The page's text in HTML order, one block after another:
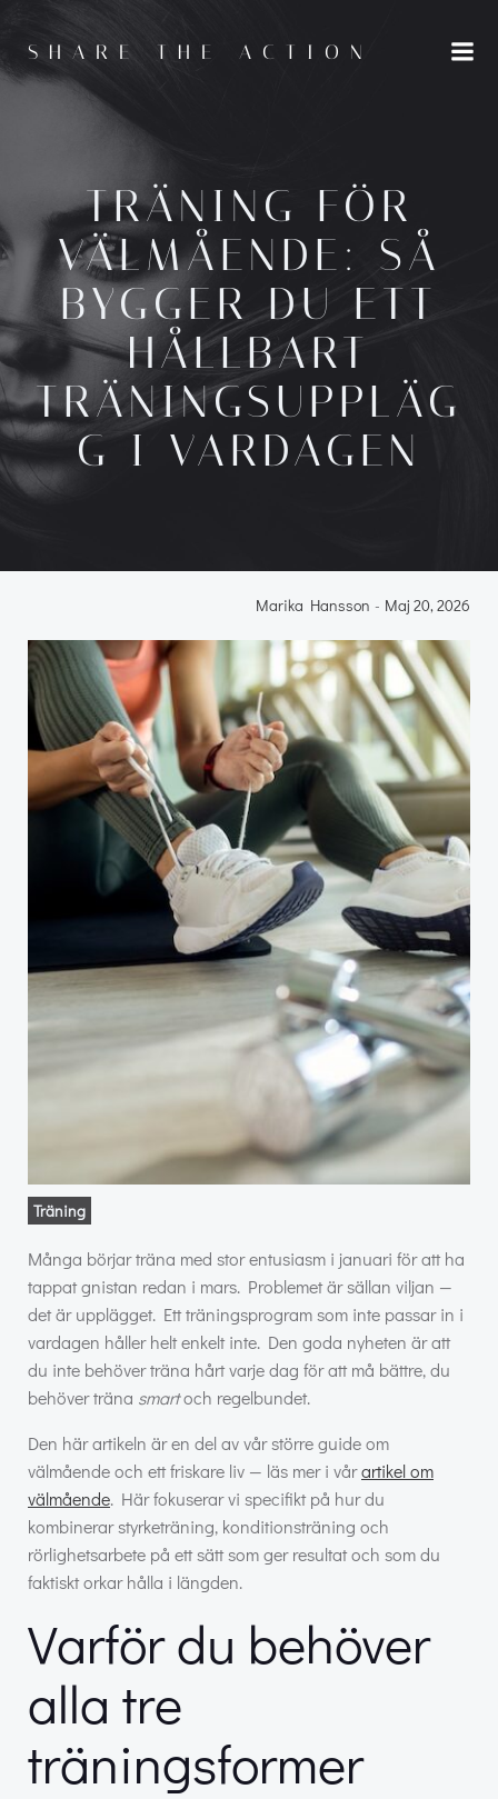
innehåll
SHARE THE ACTION
TRÄNING FÖR
VÄLMÅENDE: SÅ
BYGGER DU ETT
HÅLLBART
TRÄNINGSUPPLÄG
G I VARDAGEN
Marika Hansson - Maj 20, 2026
Träning
Många börjar träna med stor entusiasm i januari för att ha
tappat gnistan redan i mars. Problemet är sällan viljan —
det är upplägget. Ett träningsprogram som inte passar in i
vardagen håller helt enkelt inte. Den goda nyheten är att
du inte behöver träna hårt varje dag för att må bättre, du
behöver träna smartoch regelbundet.
Den här artikeln är en del av vår större guide om
välmående och ett friskare liv — läs mer i vårartikel om
välmående. Här fokuserar vi specifikt på hur du
kombinerar styrketräning, konditionsträning och
rörlighetsarbete på ett sätt som ger resultat och som du
faktiskt orkar hålla i längden.
Varför du behöver
alla tre
träningsformer